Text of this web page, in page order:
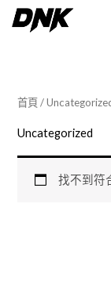
Skip
首頁/
Uncategorized
找不到符